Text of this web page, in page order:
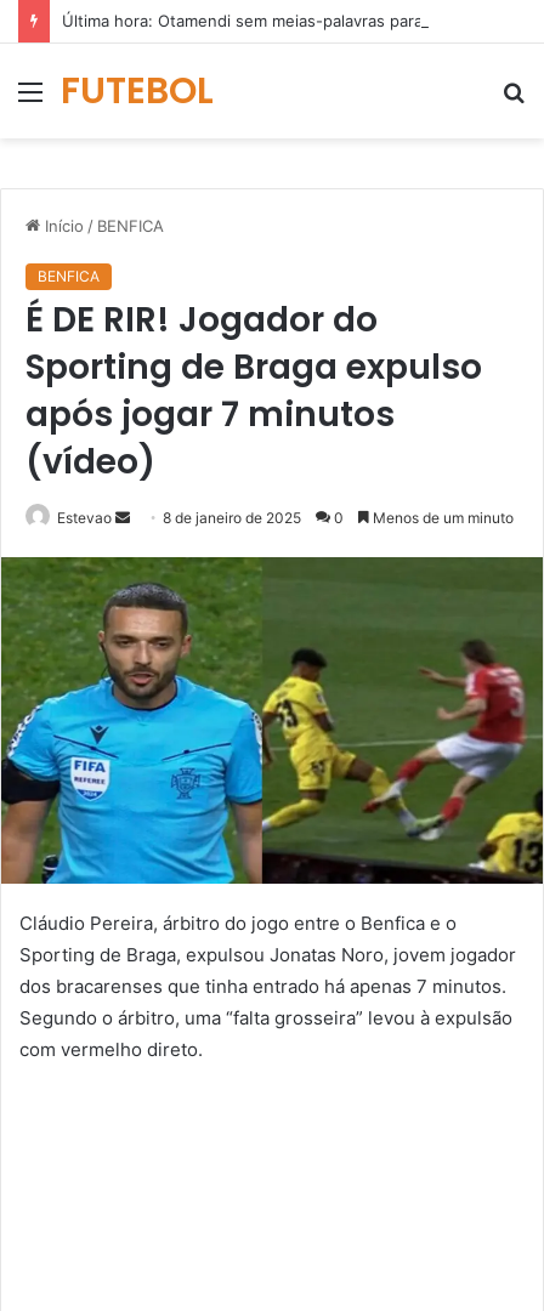
MenuFUTEBOL
Início / BENFICA
BENFICA
É DE RIR! Jogador do
Sporting de Braga expulso
após jogar 7 minutos
(vídeo)
Estevao
Mande
e-
mail
8 de janeiro de 2025 0 Menos de um minuto
Cláudio Pereira, árbitro do jogo entre o Benfica e o
Sporting de Braga, expulsou Jonatas Noro, jovem jogador
dos bracarenses que tinha entrado há apenas 7 minutos.
Segundo o árbitro, uma “falta grosseira” levou à expulsão
com vermelho direto.